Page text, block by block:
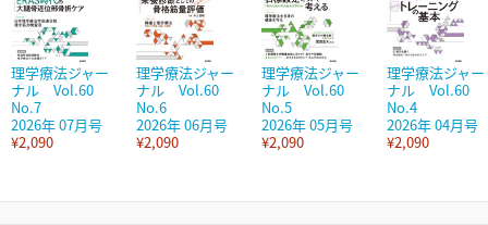
理学療法ジャー
ナル Vol.60
No.7
2026年 07月号
¥2,090
理学療法ジャー
ナル Vol.60
No.6
2026年 06月号
¥2,090
理学療法ジャー
ナル Vol.60
No.5
2026年 05月号
¥2,090
理学療法ジャー
ナル Vol.60
No.4
2026年 04月号
¥2,090